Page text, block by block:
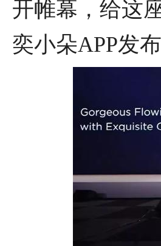
开帷幕，给这
奕小朵APP发